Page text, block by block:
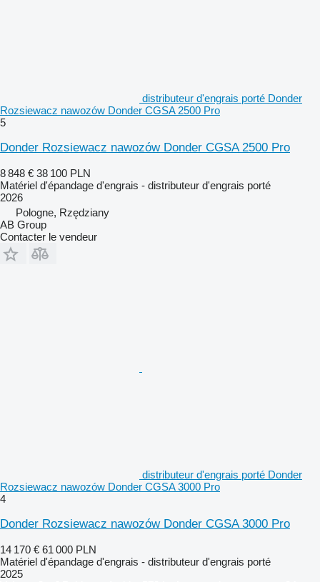
distributeur d'engrais porté Donder
Rozsiewacz nawozów Donder CGSA 2500 Pro
5
Donder Rozsiewacz nawozów Donder CGSA 2500 Pro
8 848 € 38 100 PLN
Matériel d'épandage d'engrais - distributeur d'engrais porté
2026
Pologne, Rzędziany
AB Group
Contacter le vendeur
distributeur d'engrais porté Donder
Rozsiewacz nawozów Donder CGSA 3000 Pro
4
Donder Rozsiewacz nawozów Donder CGSA 3000 Pro
14 170 € 61 000 PLN
Matériel d'épandage d'engrais - distributeur d'engrais porté
2025